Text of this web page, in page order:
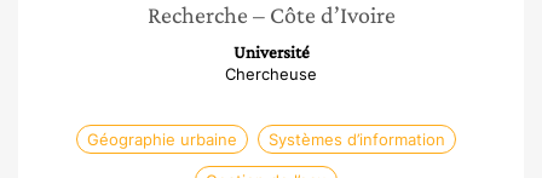
Recherche – Côte d’Ivoire
Université
Chercheuse
Géographie urbaine Systèmes d’information